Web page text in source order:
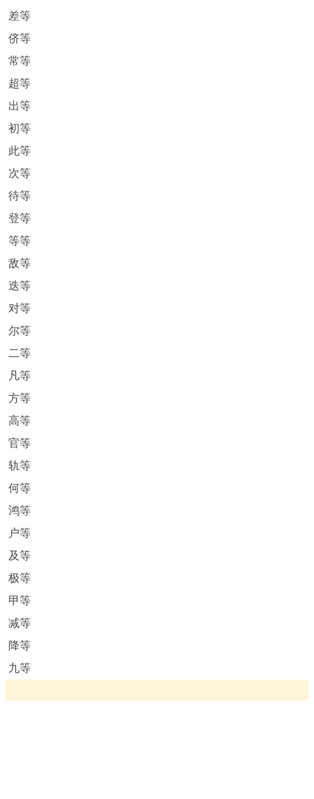
差等
侪等
常等
超等
出等
初等
此等
次等
待等
登等
等等
敌等
迭等
对等
尔等
二等
凡等
方等
高等
官等
轨等
何等
鸿等
户等
及等
极等
甲等
减等
降等
九等